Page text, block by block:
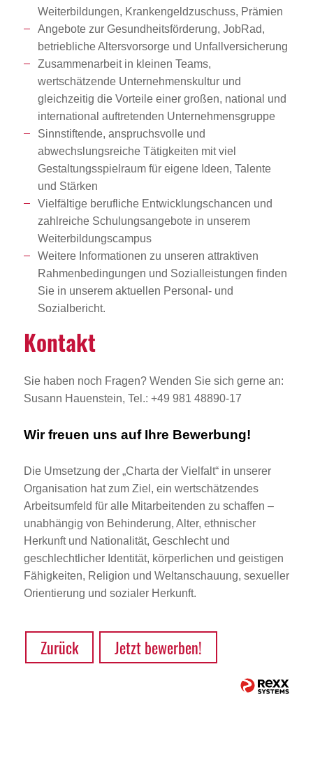
Weiterbildungen, Krankengeldzuschuss, Prämien
Angebote zur Gesundheitsförderung, JobRad,
betriebliche Altersvorsorge und Unfallversicherung
Zusammenarbeit in kleinen Teams,
wertschätzende Unternehmenskultur und
gleichzeitig die Vorteile einer großen, national und
international auftretenden Unternehmensgruppe
Sinnstiftende, anspruchsvolle und
abwechslungsreiche Tätigkeiten mit viel
Gestaltungsspielraum für eigene Ideen, Talente
und Stärken
Vielfältige berufliche Entwicklungschancen und
zahlreiche Schulungsangebote in unserem
Weiterbildungscampus
Weitere Informationen zu unseren attraktiven
Rahmenbedingungen und Sozialleistungen finden
Sie in unserem aktuellen Personal- und
Sozialbericht.
Kontakt
Sie haben noch Fragen? Wenden Sie sich gerne an:
Susann Hauenstein, Tel.: +49 981 48890-17
Wir freuen uns auf Ihre Bewerbung!
Die Umsetzung der „Charta der Vielfalt“ in unserer
Organisation hat zum Ziel, ein wertschätzendes
Arbeitsumfeld für alle Mitarbeitenden zu schaffen –
unabhängig von Behinderung, Alter, ethnischer
Herkunft und Nationalität, Geschlecht und
geschlechtlicher Identität, körperlichen und geistigen
Fähigkeiten, Religion und Weltanschauung, sexueller
Orientierung und sozialer Herkunft.
Zurück Jetzt bewerben!